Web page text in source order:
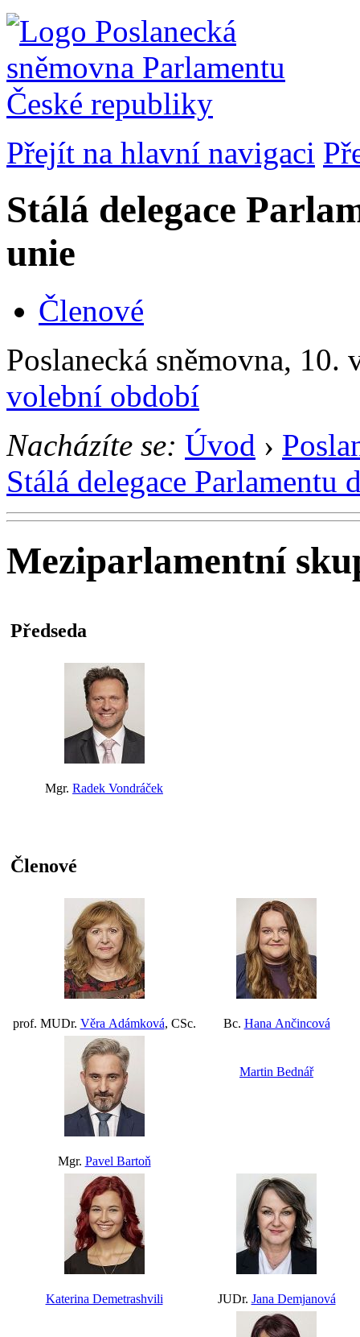
Přejít na hlavní navigaci
Stálá delegace
unie
Členové
Poslanecká sněmovna,
volební období
Nacházíte se: Úvod ›
Stálá delegace
Meziparlamentní
Předseda
Mgr. Radek Vondráček
Členové
prof. MUDr. Věra Adámková, CSc. Bc. Hana Ančincová
Mgr. Pavel Bartoň
Martin Bednář
Katerina Demetrashvili JUDr. Jana Demjanová